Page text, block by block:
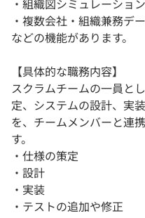
・組織図シミュレーション
・複数会社・組織兼務デ
などの機能があります。
【具体的な職務内容】
スクラムチームの一員と
定、システムの設計、実
を、チームメンバーと連
す。
・仕様の策定
・設計
・実装
・テストの追加や修正